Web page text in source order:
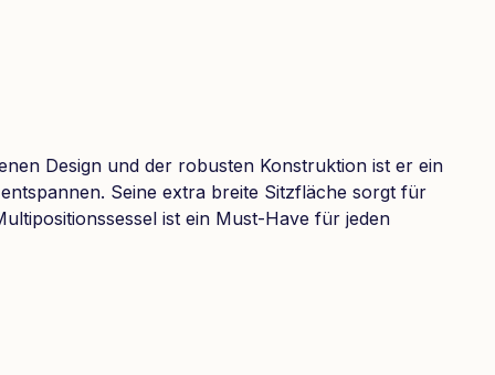
Design und der robusten Konstruktion ist er ein
Seine extra breite Sitzfläche sorgt für
ist ein Must-Have für jeden